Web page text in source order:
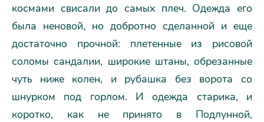
космами свисали до самых плеч. Одежда его
была неновой, но добротно сделанной и еще
достаточно прочной: плетенные из рисовой
соломы сандалии, широкие штаны, обрезанные
чуть ниже колен, и рубашка без ворота со
шнурком под горлом. И одежда старика, и
коротко, как не принято в Подлунной,